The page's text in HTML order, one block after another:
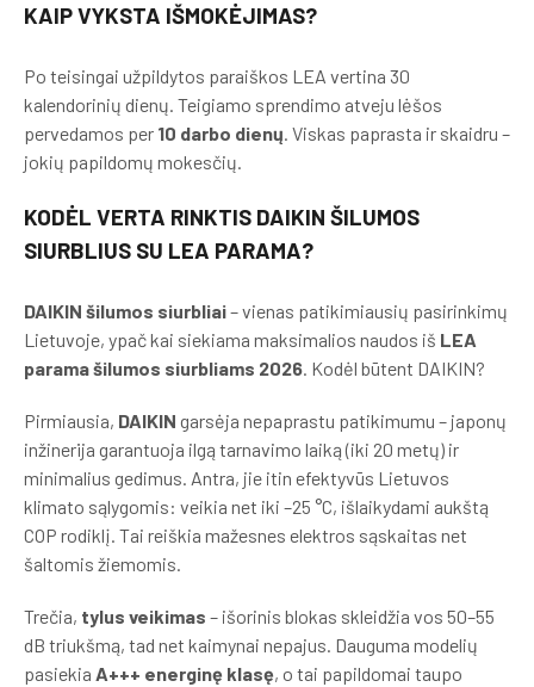
KAIP VYKSTA IŠMOKĖJIMAS?
Po teisingai užpildytos paraiškos LEA vertina 30
kalendorinių dienų. Teigiamo sprendimo atveju lėšos
pervedamos per 10 darbo dienų. Viskas paprasta ir skaidru –
jokių papildomų mokesčių.
KODĖL VERTA RINKTIS DAIKIN ŠILUMOS
SIURBLIUS SU LEA PARAMA?
DAIKIN šilumos siurbliai– vienas patikimiausių pasirinkimų
Lietuvoje, ypač kai siekiama maksimalios naudos iš LEA
parama šilumos siurbliams 2026. Kodėl būtent DAIKIN?
Pirmiausia, DAIKIN garsėja nepaprastu patikimumu – japonų
inžinerija garantuoja ilgą tarnavimo laiką (iki 20 metų) ir
minimalius gedimus. Antra, jie itin efektyvūs Lietuvos
klimato sąlygomis: veikia net iki –25 °C, išlaikydami aukštą
COP rodiklį. Tai reiškia mažesnes elektros sąskaitas net
šaltomis žiemomis.
Trečia, tylus veikimas – išorinis blokas skleidžia vos 50–55
dB triukšmą, tad net kaimynai nepajus. Dauguma modelių
pasiekia A+++ energinę klasę, o tai papildomai taupo